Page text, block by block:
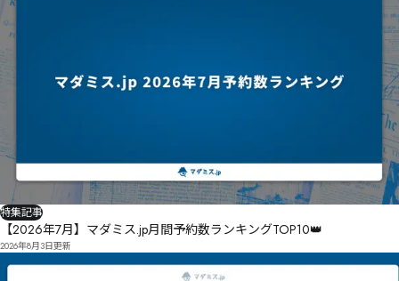
特集記事
【2026年7月】マダミス.jp月間予約数ランキングTOP10👑
2026年8月3日更新